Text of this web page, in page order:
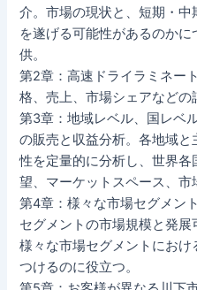
介。市場の現状と、短期・
を遂げる可能性があるのか
供。
第2章：高速ドライラミネー
格、売上、市場シェアなどの
第3章：地域レベル、国レベ
の販売と収益分析。各地域
性を定量的に分析し、世界
望、マーケットスペース、市
第4章：様々な市場セグメン
セグメントの市場規模と発
様々な市場セグメントにお
つけるのに役立つ。